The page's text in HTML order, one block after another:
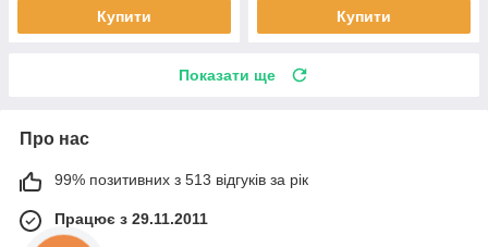
Купити Купити
Показати ще
Про нас
99% позитивних з 513 відгуків за рік
Працює з 29.11.2011